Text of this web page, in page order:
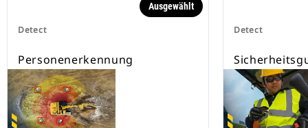
Detect
Ausgewählt
Personenerkennung
Detect